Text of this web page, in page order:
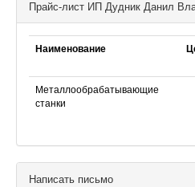
Прайс-лист ИП Дудник Данил
Наименование
Металлообрабатывающие
станки
Написать письмо